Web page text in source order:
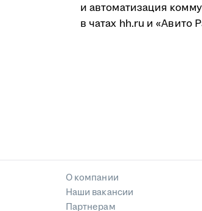
и автоматизация
в чатах hh.ru и «Авито
О компании
Наши вакансии
Партнерам